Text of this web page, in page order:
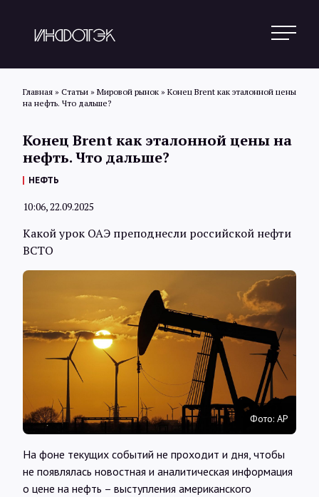
Статьи
Интервью
Карты
О нас
@Infotek_Russia
Главная » Статьи » Мировой рынок » Конец Brent как эталонной цены
на нефть. Что дальше?
Конец Brent как эталонной цены на
нефть. Что дальше?
НЕФТЬ
10:06, 22.09.2025
Какой урок ОАЭ преподнесли российской нефти
ВСТО
Фото: AP
На фоне текущих событий не проходит и дня, чтобы
не появлялась новостная и аналитическая информация
о цене на нефть – выступления американского